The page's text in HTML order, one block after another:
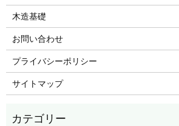
木造基礎
お問い合わせ
プライバシーポリシー
サイトマップ